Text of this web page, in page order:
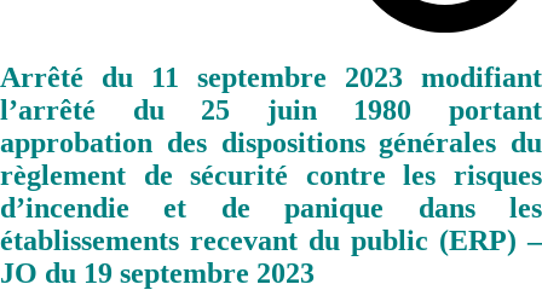
Arrêté du 11 septembre 2023 modifiant
l’arrêté du 25 juin 1980 portant
approbation des dispositions générales du
règlement de sécurité contre les risques
d’incendie et de panique dans les
établissements recevant du public (ERP) –
JO du 19 septembre 2023